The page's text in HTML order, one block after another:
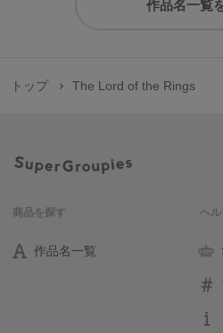
作品名一覧
トップ The Lord of the Rings
商品を探す
作品名一覧
ヘル